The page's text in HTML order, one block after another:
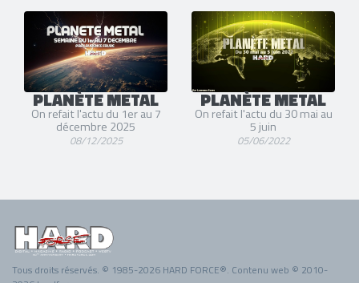
PLANÈTE METAL
On refait l'actu du 1er au 7
décembre 2025
08/12/2025
PLANÈTE METAL
On refait l'actu du 30 mai au
5 juin
05/06/2022
Tous droits réservés. © 1985-2026 HARD FORCE®. Contenu web © 2010-